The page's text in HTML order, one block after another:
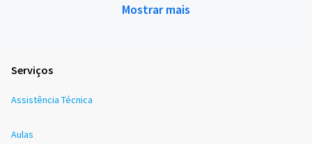
Mostrar mais
Serviços
Assistência Técnica
Aulas